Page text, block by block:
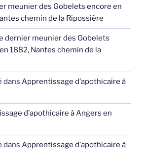
meunier des Gobelets encore en
chemin de la Ripossière
dernier meunier des Gobelets
1882, Nantes chemin de la
dans Apprentissage d’apothicaire à
d’apothicaire à Angers en
dans Apprentissage d’apothicaire à